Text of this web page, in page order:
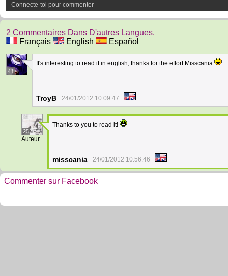
Connecte-toi pour commenter
2 Commentaires Dans D'autres Langues.
Français
English Español
41
It's interesting to read it in english, thanks for the effort Misscania
TroyB 24/01/2012 10:09:47
25
Auteur
Thanks to you to read it!
misscania 24/01/2012 10:56:46
Commenter sur Facebook